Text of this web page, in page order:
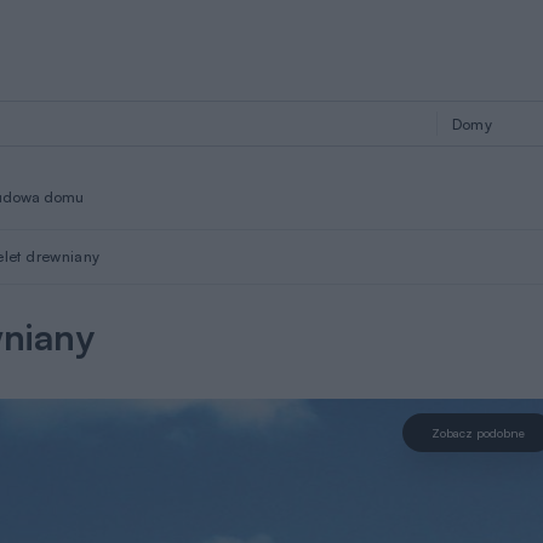
domu
drewniany
Zobacz podobne